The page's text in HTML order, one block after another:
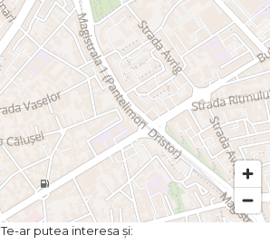
Te-ar putea interesa și: